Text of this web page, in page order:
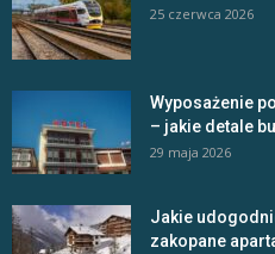
25 czerwca 2026
Wyposażenie
– jakie detale
29 maja 2026
Jakie
zakopane